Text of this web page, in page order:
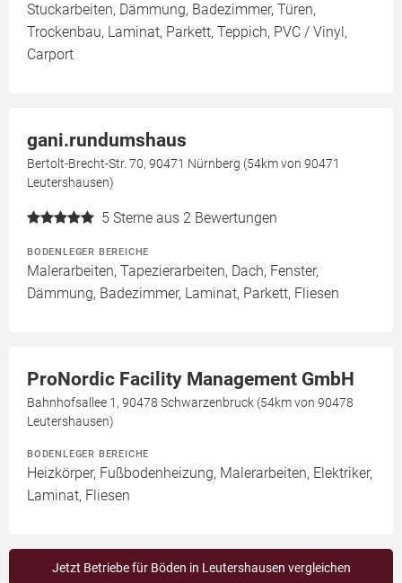
Stuckarbeiten, Dämmung, Badezimmer, Türen,
Trockenbau, Laminat, Parkett, Teppich, PVC / Vinyl,
Carport
gani.rundumshaus
Bertolt-Brecht-Str. 70, 90471 Nürnberg (54km von 90471
Leutershausen)
5 Sterne aus 2 Bewertungen
BODENLEGER BEREICHE
Malerarbeiten, Tapezierarbeiten, Dach, Fenster,
Dämmung, Badezimmer, Laminat, Parkett, Fliesen
ProNordic Facility Management GmbH
Bahnhofsallee 1, 90478 Schwarzenbruck (54km von 90478
Leutershausen)
BODENLEGER BEREICHE
Heizkörper, Fußbodenheizung, Malerarbeiten, Elektriker,
Laminat, Fliesen
Jetzt Betriebe für Böden in Leutershausen vergleichen